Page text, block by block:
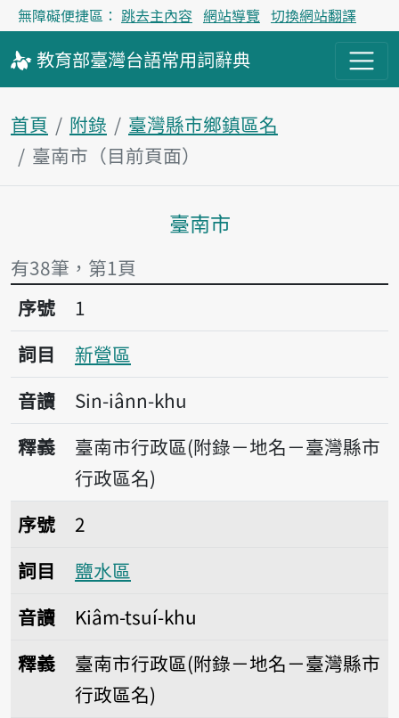
無障礙便捷區： 跳去主內容 網站導覽 切換網站翻譯
教育部臺灣台語常用詞辭典
首頁 附錄
臺灣縣市鄉鎮區名
臺南市（目前頁面）
主內容區塊
臺南市
有38筆，第1頁
序號1新營區
序號
1
詞目
新營區
音讀
Sin-iânn-khu
釋義
臺南市行政區(附錄－地名－臺灣縣市
行政區名)
序號2鹽水區
序號
2
詞目
鹽水區
音讀
Kiâm-tsuí-khu
釋義
臺南市行政區(附錄－地名－臺灣縣市
行政區名)